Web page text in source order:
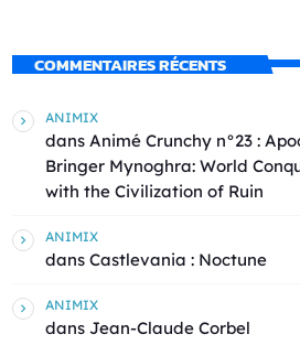
COMMENTAIRES RÉCENTS
ANIMIX
dans Animé Crunchy n°23 :
Bringer Mynoghra: World
with the Civilization of Ruin
ANIMIX
dans Castlevania : Noctune
ANIMIX
dans Jean-Claude Corbel